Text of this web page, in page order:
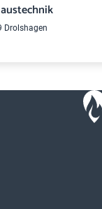
Drolshagen